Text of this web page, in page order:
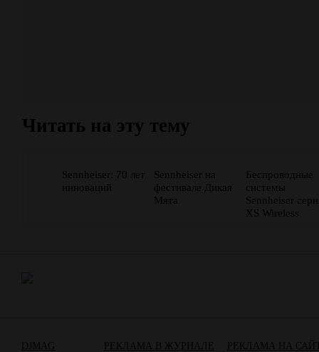
Читать на эту тему
Sennheiser: 70 лет
инноваций
Sennheiser на
фестивале Дикая
Мята
Беспроводные
системы
Sennheiser
XS Wireless
DJMAG
РЕКЛАМА В ЖУРНАЛЕ
РЕКЛАМА НА